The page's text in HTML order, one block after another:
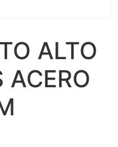
ALTO
ACERO